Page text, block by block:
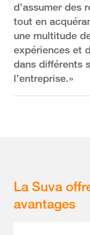
d’assumer des
tout en
une multitude
expériences et
dans différents
l’entreprise.»
La Suva
avantages